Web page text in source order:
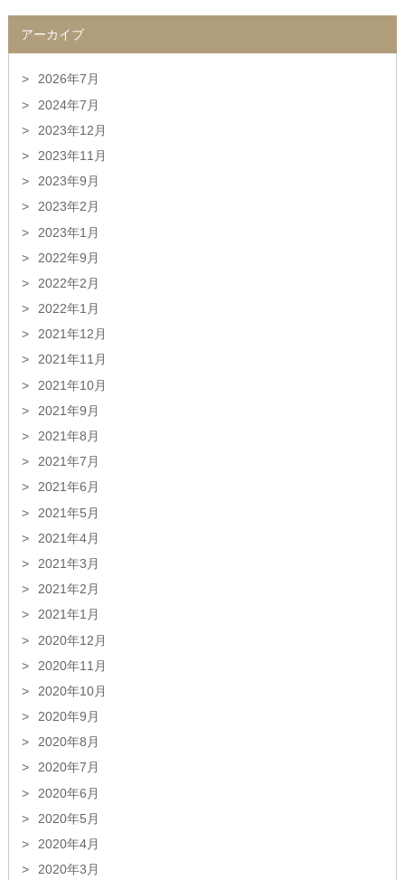
アーカイブ
2026年7月
2024年7月
2023年12月
2023年11月
2023年9月
2023年2月
2023年1月
2022年9月
2022年2月
2022年1月
2021年12月
2021年11月
2021年10月
2021年9月
2021年8月
2021年7月
2021年6月
2021年5月
2021年4月
2021年3月
2021年2月
2021年1月
2020年12月
2020年11月
2020年10月
2020年9月
2020年8月
2020年7月
2020年6月
2020年5月
2020年4月
2020年3月